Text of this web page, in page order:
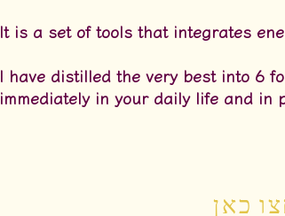
It is a set of tools that integrates
I have distilled the very best into 6
immediately in your daily life and in
כאן